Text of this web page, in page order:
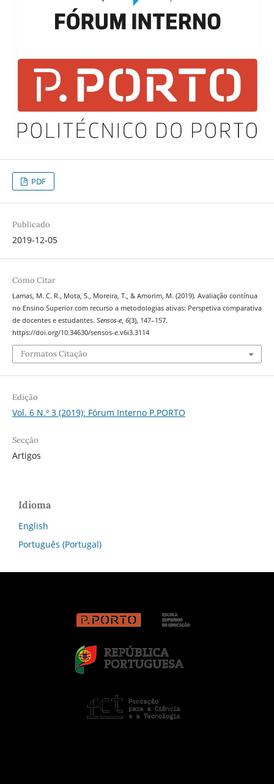
PDF
Publicado
2019-12-05
Como Citar
Lamas, M. C. R., Mota, S., Moreira, T., & Amorim, M. (2019). Avaliação contínua
no Ensino Superior com recurso a metodologias ativas: Perspetiva comparativa
de docentes e estudantes. Sensos-e, 6(3), 147–157.
https://doi.org/10.34630/sensos-e.v6i3.3114
Formatos Citação
Edição
Vol. 6 N.º 3 (2019): Fórum Interno P.PORTO
Secção
Artigos
Idioma
English
Português (Portugal)